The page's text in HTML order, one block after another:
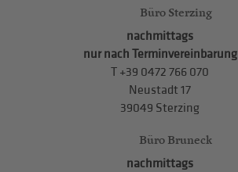
Büro Sterzing
nachmittags
nur nach Terminvereinbarung
T +39 0472 766 070
Neustadt 17
39049 Sterzing
Büro Bruneck
nachmittags